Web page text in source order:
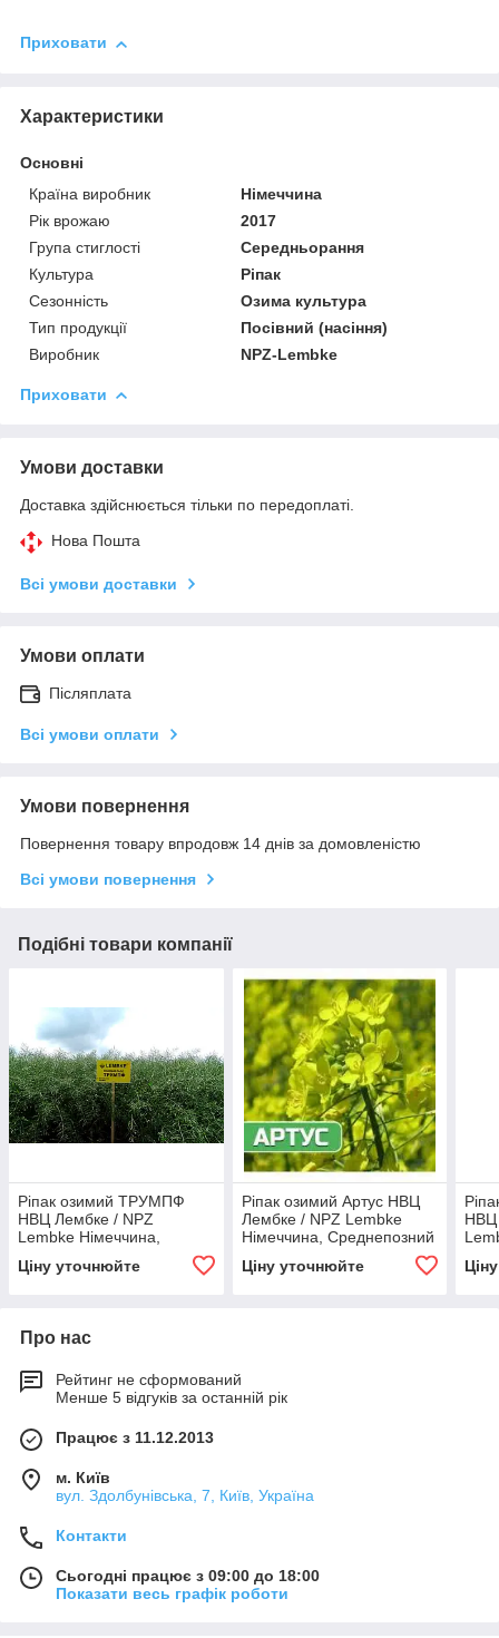
Приховати
Характеристики
Основні
Країна виробник
Німеччина
Рік врожаю
2017
Група стиглості
Середньорання
Культура
Ріпак
Сезонність
Озима культура
Тип продукції
Посівний (насіння)
Виробник
NPZ-Lembke
Приховати
Умови доставки
Доставка здійснюється тільки по передоплаті.
Нова Пошта
Всі умови доставки
Умови оплати
Післяплата
Всі умови оплати
Умови повернення
Повернення товару впродовж 14 днів за домовленістю
Всі умови повернення
Подібні товари компанії
Ріпак озимий ТРУМПФ
НВЦ Лембке / NPZ
Lembke Німеччина,
Ціну уточнюйте
Ріпак озимий Артус НВЦ
Лембке / NPZ Lembke
Німеччина, Среднепозний
Ціну уточнюйте
НВЦ
Про нас
Рейтинг не сформований
Менше 5 відгуків за останній рік
Працює з 11.12.2013
м. Київ
вул. Здолбунівська, 7, Київ, Україна
Контакти
Сьогодні працює з 09:00 до 18:00
Показати весь графік роботи